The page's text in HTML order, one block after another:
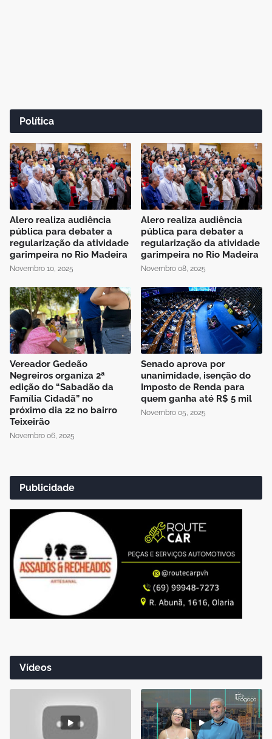
Política
Alero realiza audiência
pública para debater a
regularização da atividade
garimpeira no Rio Madeira
Novembro 10, 2025
Alero realiza audiência
pública para debater a
regularização da atividade
garimpeira no Rio Madeira
Novembro 08, 2025
Vereador Gedeão
Negreiros organiza 2ª
edição do “Sabadão da
Família Cidadã” no
próximo dia 22 no bairro
Teixeirão
Novembro 06, 2025
Senado aprova por
unanimidade, isenção do
Imposto de Renda para
quem ganha até R$ 5 mil
Novembro 05, 2025
Publicidade
Vídeos